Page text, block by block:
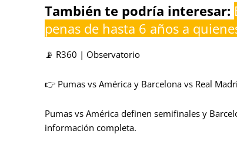
También te podría interesar:
penas de hasta 6 años a
📡 R360 | Observatorio
👉 Pumas vs América y Barcelona vs Real
Pumas vs América definen semifinales y
información completa.